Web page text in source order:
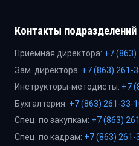
Контакты подразделений
Приёмная директора: +7 (863)
Зам. директора: +7 (863) 261-
Инструкторы-методисты: +7
Бухгалтерия: +7 (863) 261-33-
Спец. по закупкам: +7 (863)
Спец. по кадрам: +7 (863) 261-